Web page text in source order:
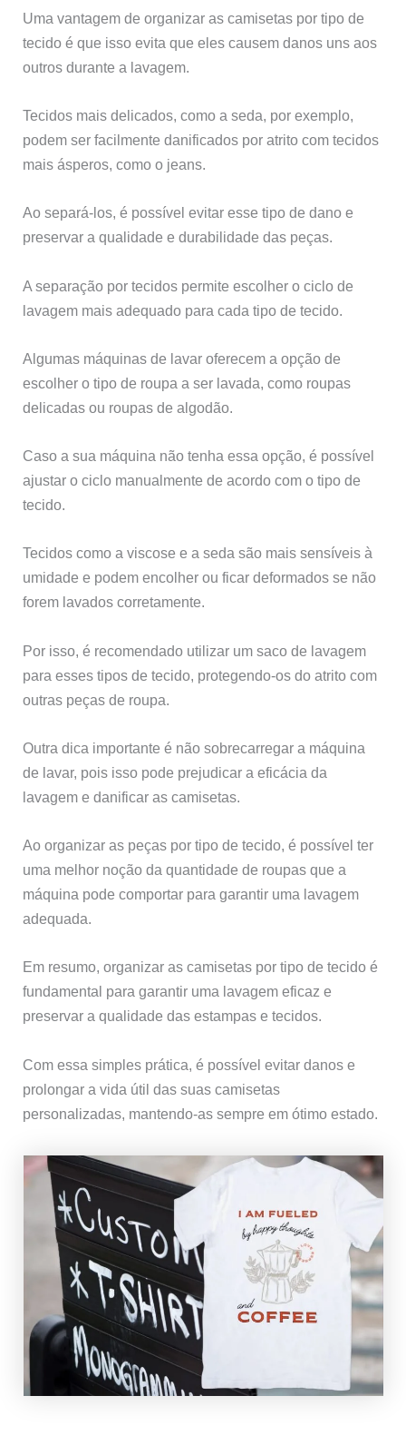
Uma vantagem de organizar as camisetas por tipo de
tecido é que isso evita que eles causem danos uns aos
outros durante a lavagem.
Tecidos mais delicados, como a seda, por exemplo,
podem ser facilmente danificados por atrito com tecidos
mais ásperos, como o jeans.
Ao separá-los, é possível evitar esse tipo de dano e
preservar a qualidade e durabilidade das peças.
A separação por tecidos permite escolher o ciclo de
lavagem mais adequado para cada tipo de tecido.
Algumas máquinas de lavar oferecem a opção de
escolher o tipo de roupa a ser lavada, como roupas
delicadas ou roupas de algodão.
Caso a sua máquina não tenha essa opção, é possível
ajustar o ciclo manualmente de acordo com o tipo de
tecido.
Tecidos como a viscose e a seda são mais sensíveis à
umidade e podem encolher ou ficar deformados se não
forem lavados corretamente.
Por isso, é recomendado utilizar um saco de lavagem
para esses tipos de tecido, protegendo-os do atrito com
outras peças de roupa.
Outra dica importante é não sobrecarregar a máquina
de lavar, pois isso pode prejudicar a eficácia da
lavagem e danificar as camisetas.
Ao organizar as peças por tipo de tecido, é possível ter
uma melhor noção da quantidade de roupas que a
máquina pode comportar para garantir uma lavagem
adequada.
Em resumo, organizar as camisetas por tipo de tecido é
fundamental para garantir uma lavagem eficaz e
preservar a qualidade das estampas e tecidos.
Com essa simples prática, é possível evitar danos e
prolongar a vida útil das suas camisetas
personalizadas, mantendo-as sempre em ótimo estado.